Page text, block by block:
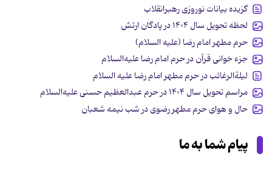
گزیده بیانات نوروزی رهبرانقلاب
لحظه تحویل سال ۱۴۰۴ در پادگان ارتش
حرم مطهر امام رضا (علیه السلام)
جزء خوانی قرآن در حرم امام رضا علیه‌السلام
لیلةالرغائب در حرم مطهر امام رضا علیه السلام
مراسم تحویل سال ۱۴۰۴ در حرم عبدالعظیم حسنی علیه‌السلام
حال و هوای حرم مطهر رضوی در شب نیمه شعبان
پیام شما به ما